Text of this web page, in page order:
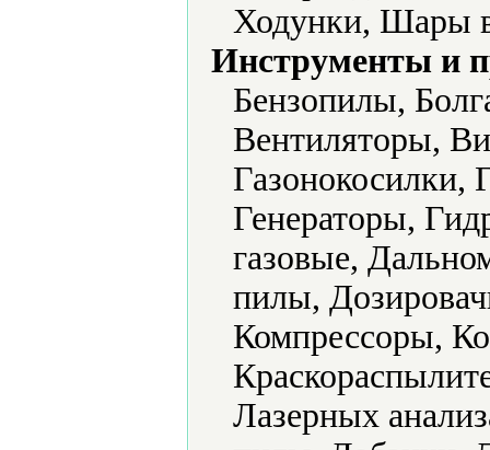
Ходунки, Шары
Инструменты и
Бензопилы,
Вентиляторы,
Газонокосилки,
Генераторы,
газовые,
пилы,
Компрессоры,
Лазерных